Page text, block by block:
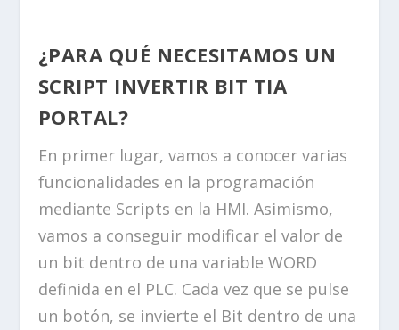
¿PARA QUÉ NECESITAMOS UN
SCRIPT INVERTIR BIT TIA
PORTAL?
En primer lugar, vamos a conocer varias
funcionalidades en la programación
mediante Scripts en la HMI. Asimismo,
vamos a conseguir modificar el valor de
un bit dentro de una variable WORD
definida en el PLC. Cada vez que se pulse
un botón, se invierte el Bit dentro de una